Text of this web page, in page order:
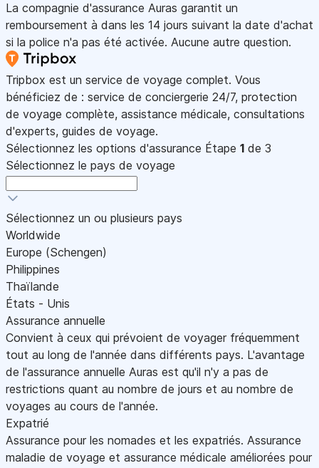
La compagnie d'assurance Auras garantit un
remboursement à dans les 14 jours suivant la date d'achat
si la police n'a pas été activée. Aucune autre question.
Tripbox est un service de voyage complet. Vous
bénéficiez de : service de conciergerie 24/7, protection
de voyage complète, assistance médicale, consultations
d'experts, guides de voyage.
Sélectionnez les options d'assurance Étape 1 de 3
Sélectionnez le pays de voyage
Sélectionnez un ou plusieurs pays
Worldwide
Europe (Schengen)
Philippines
Thaïlande
États - Unis
Assurance annuelle
Convient à ceux qui prévoient de voyager fréquemment
tout au long de l'année dans différents pays. L'avantage
de l'assurance annuelle Auras est qu'il n'y a pas de
restrictions quant au nombre de jours et au nombre de
voyages au cours de l'année.
Expatrié
Assurance pour les nomades et les expatriés. Assurance
maladie de voyage et assurance médicale améliorées pour